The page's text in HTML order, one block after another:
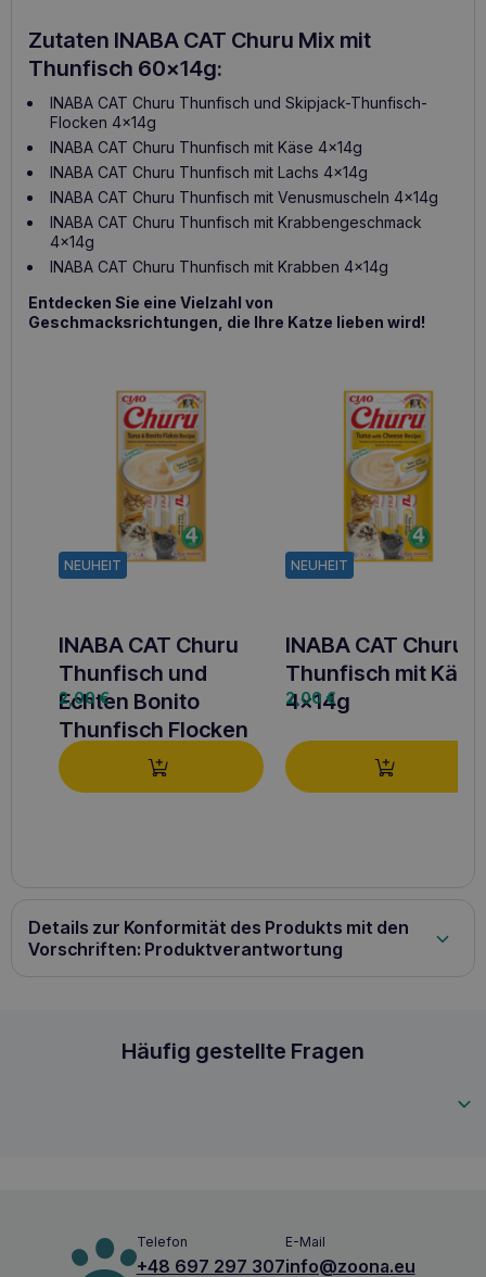
Zutaten INABA CAT Churu Mix mit
Thunfisch 60x14g:
INABA CAT Churu Thunfisch und Skipjack-Thunfisch-
Flocken 4x14g
INABA CAT Churu Thunfisch mit Käse 4x14g
INABA CAT Churu Thunfisch mit Lachs 4x14g
INABA CAT Churu Thunfisch mit Venusmuscheln 4x14g
INABA CAT Churu Thunfisch mit Krabbengeschmack
4x14g
INABA CAT Churu Thunfisch mit Krabben 4x14g
Entdecken Sie eine Vielzahl von
Geschmacksrichtungen, die Ihre Katze lieben wird!
NEUHEIT
INABA CAT Churu
Thunfisch und
Echten Bonito
Thunfisch Flocken
4x14g (56g)
2,00€
NEUHEIT
INABA CAT Churu
Thunfisch mit Käse
4x14g
2,00€
Details zur Konformität des Produkts mit den
Vorschriften: Produktverantwortung
INABA CAT Churu Mix mit Thunfisch 60x14g
Häufig gestellte Fragen
Telefon
+48 697 297 307
E-Mail
info@zoona.eu